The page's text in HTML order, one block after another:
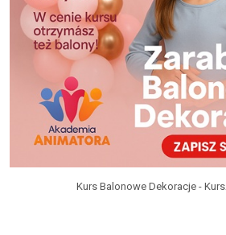
Kurs Balonowe Dekoracje -